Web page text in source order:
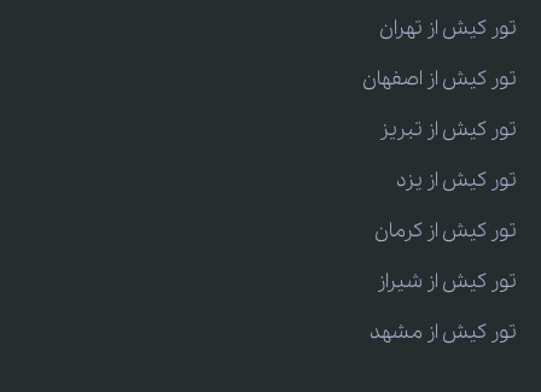
تور کیش از تهران
تور کیش از اصفهان
تور کیش از تبریز
تور کیش از یزد
تور کیش از کرمان
تور کیش از شیراز
تور کیش از مشهد